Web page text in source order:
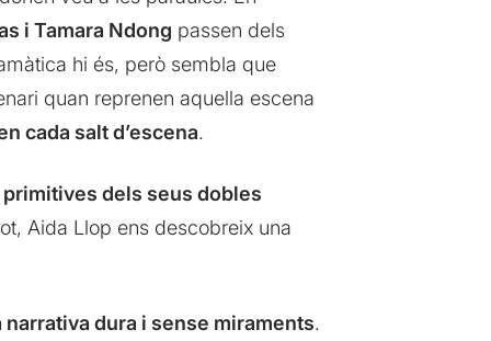
i Tamara Ndong passen dels
hi és, però sembla que
quan reprenen aquella escena
cada salt d’escena.
dels seus dobles
Aida Llop ens descobreix una
dura i sense miraments.